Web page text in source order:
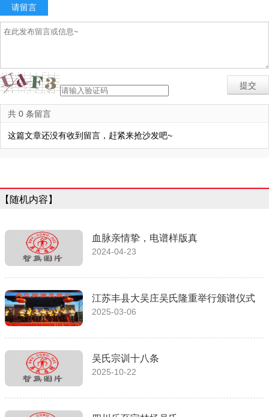
请留言
共 0 条留言
这篇文章还没有收到留言，赶紧来抢沙发吧~
【随机内容】
血脉亲情挚，电谱样版真
2024-04-23
江苏丰县大吴庄吴氏隆重举行颁谱仪式
2025-03-06
吴氏宗训十八条
2025-10-22